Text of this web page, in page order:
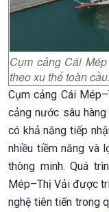
Cụm cảng Cái
theo xu thế toàn
Cụm cảng Cái
cảng nước sâu
có khả năng tiếp
nhiều tiềm năng và
thông minh. Quá
Mép–Thị Vải được
nghệ tiên tiến trong